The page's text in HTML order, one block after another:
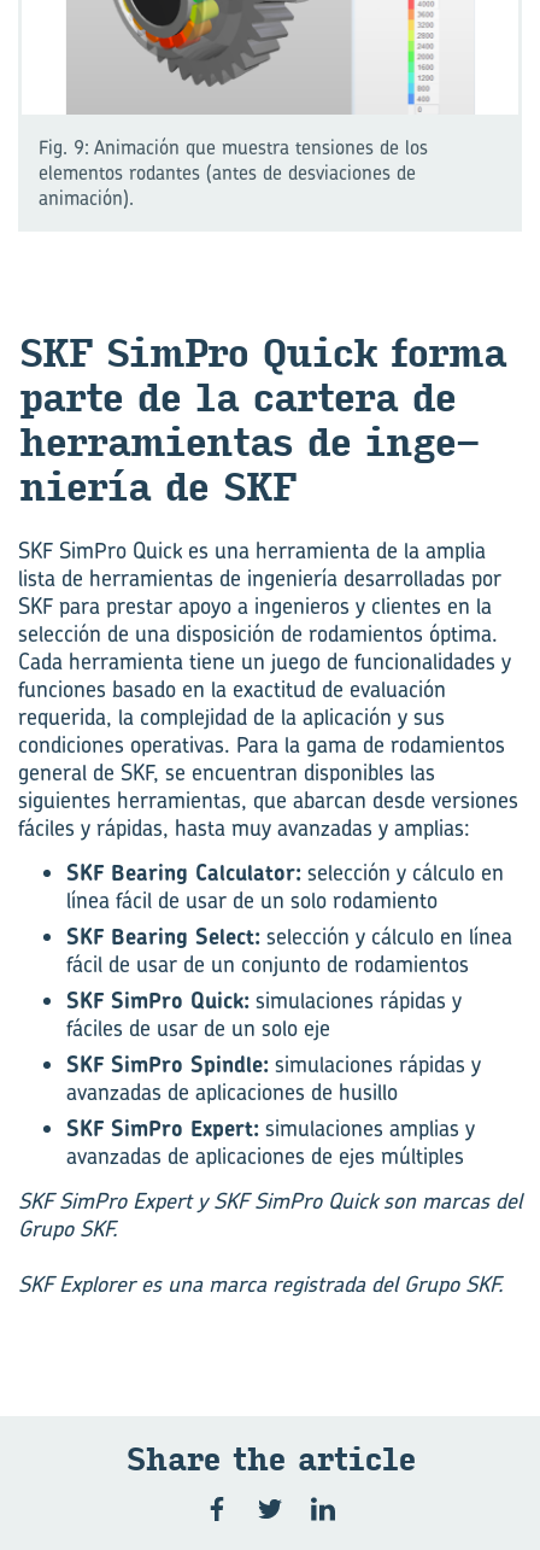
Fig. 9: Animación que muestra tensiones de los
elementos rodantes (antes de desviaciones de
animación).
SKF Sim­Pro Quick forma
parte de la car­te­ra de
he­rra­mien­tas de in­ge­
nie­ría de SKF
SKF SimPro Quick es una herramienta de la amplia
lista de herramientas de ingeniería desarrolladas por
SKF para prestar apoyo a ingenieros y clientes en la
selección de una disposición de rodamientos óptima.
Cada herramienta tiene un juego de funcionalidades y
funciones basado en la exactitud de evaluación
requerida, la complejidad de la aplicación y sus
condiciones operativas. Para la gama de rodamientos
general de SKF, se encuentran disponibles las
siguientes herramientas, que abarcan desde versiones
fáciles y rápidas, hasta muy avanzadas y amplias:
SKF Bearing Calculator: selección y cálculo en
línea fácil de usar de un solo rodamiento
SKF Bearing Select: selección y cálculo en línea
fácil de usar de un conjunto de rodamientos
SKF SimPro Quick: simulaciones rápidas y
fáciles de usar de un solo eje
SKF SimPro Spindle: simulaciones rápidas y
avanzadas de aplicaciones de husillo
SKF SimPro Expert: simulaciones amplias y
avanzadas de aplicaciones de ejes múltiples
SKF SimPro Expert y SKF SimPro Quick son marcas del
Grupo SKF.
SKF Explorer es una marca registrada del Grupo SKF.
Share the ar­ti­cle